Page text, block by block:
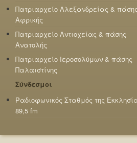
Πατριαρχείο Αλεξανδρείας & πάσης
Αφρικής
Πατριαρχείο Αντιοχείας & πάσης
Ανατολής
Πατριαρχείο Ιεροσολύμων & πάσης
Παλαιστίνης
Σύνδεσμοι
Ραδιοφωνικός Σταθμός της
89,5 fm